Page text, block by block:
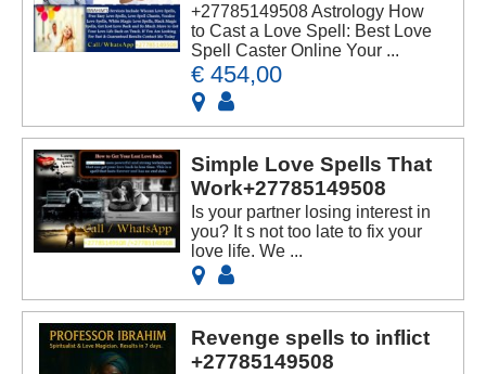
+27785149508 Astrology How
to Cast a Love Spell: Best Love
Spell Caster Online Your ...
€ 454,00
Simple Love Spells That
Work+27785149508
Is your partner losing interest in
you? It s not too late to fix your
love life. We ...
Revenge spells to inflict
+27785149508